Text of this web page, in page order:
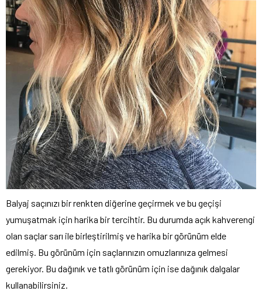
Balyaj saçınızı bir renkten diğerine geçirmek ve bu geçişi
yumuşatmak için harika bir tercihtir. Bu durumda açık kahverengi
olan saçlar sarı ile birleştirilmiş ve harika bir görünüm elde
edilmiş. Bu görünüm için saçlarınızın omuzlarınıza gelmesi
gerekiyor. Bu dağınık ve tatlı görünüm için ise dağınık dalgalar
kullanabilirsiniz.